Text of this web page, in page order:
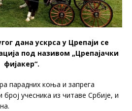
дана ускрса у Црепаји се
под називом „Црепајачки
фијакер“.
парадних коња и запрега
учесника из читаве Србије, и